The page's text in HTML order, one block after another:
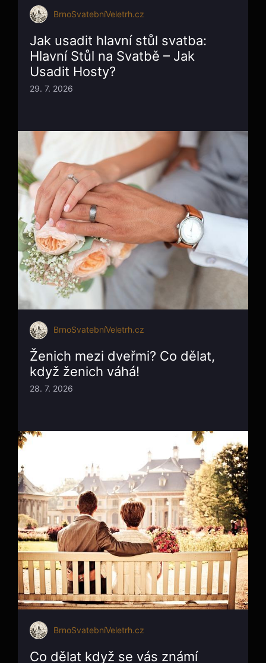
BrnoSvatebníVeletrh.cz
Jak usadit hlavní stůl svatba:
Hlavní Stůl na Svatbě – Jak
Usadit Hosty?
29. 7. 2026
BrnoSvatebníVeletrh.cz
Ženich mezi dveřmi? Co dělat,
když ženich váhá!
28. 7. 2026
BrnoSvatebníVeletrh.cz
Co dělat když se vás známí